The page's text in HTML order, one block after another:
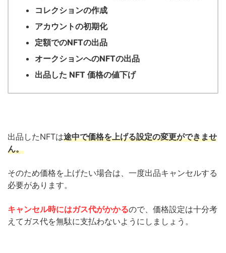
コレクションの作成
アカウントの初期化
定額でのNFTの出品
オークションへのNFTの出品
出品した NFT 価格の値下げ
出品したNFTは途中で価格を上げる設定の変更ができませ
ん。
そのため価格を上げたい場合は、一度出品キャンセルする
必要があります。
キャンセル時にはガス代がかかるので、価格設定は十分考
えてガス代を無駄に支払わないようにしましょう。